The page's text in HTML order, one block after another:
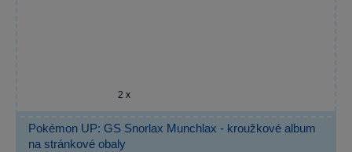
2 x
Pokémon UP: GS Snorlax Munchlax - kroužkové album
na stránkové obaly